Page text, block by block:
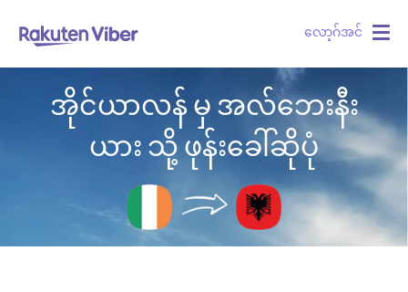
လော့ဂ်အင်
အိုင်ယာလန် မှ အလ်ဘေးနီး
ယား သို့ ဖုန်းခေါ်ဆိုပုံ